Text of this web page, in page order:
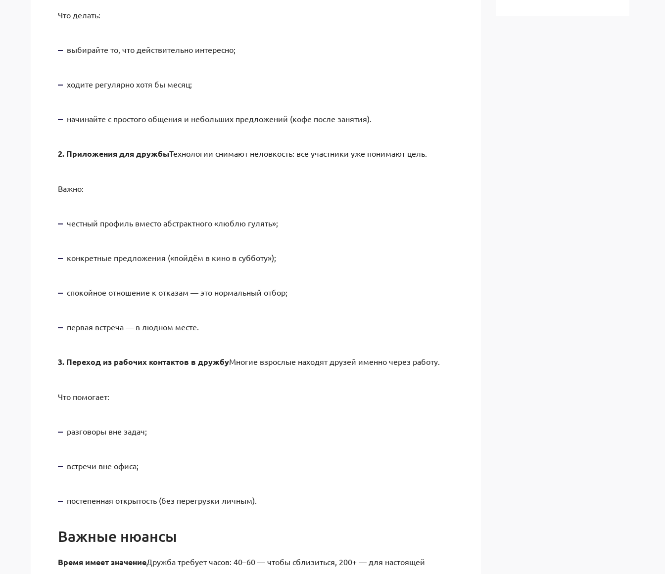
Что делать:
выбирайте то, что действительно интересно;
ходите регулярно хотя бы месяц;
начинайте с простого общения и небольших предложений (кофе после занятия).
2. Приложения для дружбыТехнологии снимают неловкость: все участники уже понимают цель.
Важно:
честный профиль вместо абстрактного «люблю гулять»;
конкретные предложения («пойдём в кино в субботу»);
спокойное отношение к отказам — это нормальный отбор;
первая встреча — в людном месте.
3. Переход из рабочих контактов в дружбуМногие взрослые находят друзей именно через работу.
Что помогает:
разговоры вне задач;
встречи вне офиса;
постепенная открытость (без перегрузки личным).
Важные нюансы
Время имеет значениеДружба требует часов: 40–60 — чтобы сблизиться, 200+ — для настоящей